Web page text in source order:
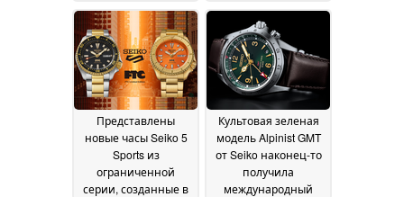
08 July 2026
следующим может
стать бренд Queen
Seiko28 June 2026
Представлены
новые часы Seiko 5
Sports из
ограниченной
серии, созданные в
Культовая зеленая
модель Alpinist GMT
от Seiko наконец-то
получила
международный